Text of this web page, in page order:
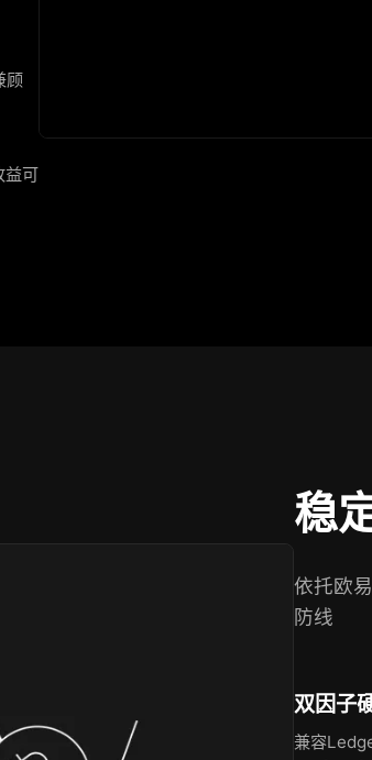
顾
益可
稳
依托欧
防线
双因子
兼容